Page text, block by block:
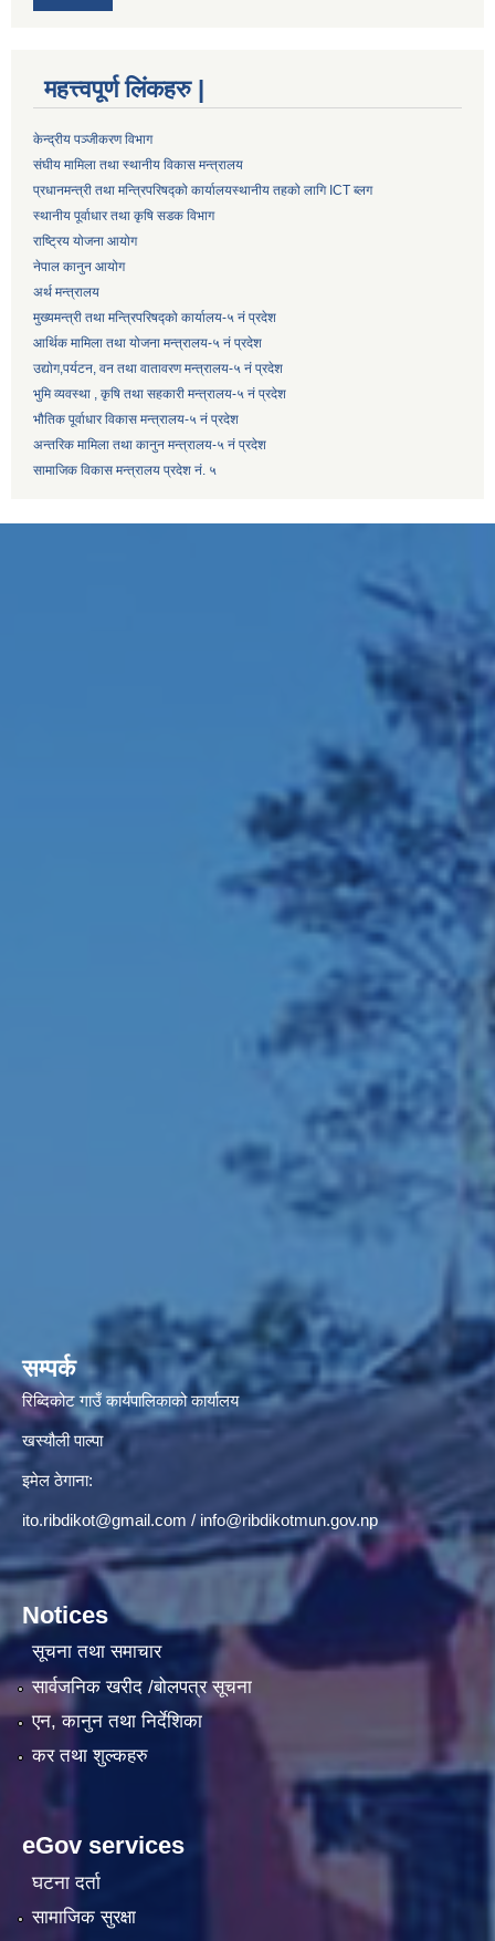
महत्त्वपूर्ण लिंकहरु |
केन्द्रीय पञ्जीकरण विभाग
संघीय मामिला तथा स्थानीय विकास मन्त्रालय
प्रधानमन्त्री तथा मन्त्रिपरिषद्को कार्यालयस्थानीय तहको लागि ICT ब्लग
स्थानीय पूर्वाधार तथा कृषि सडक विभाग
राष्ट्रिय योजना आयोग
नेपाल कानुन आयोग
अर्थ मन्त्रालय
मुख्यमन्त्री तथा मन्त्रिपरिषद्को कार्यालय-५ नं प्रदेश
आर्थिक मामिला तथा योजना मन्त्रालय-५ नं प्रदेश
उद्याेग,पर्यटन, वन तथा वातावरण मन्त्रालय-५ नं प्रदेश
भुमि व्यवस्था , कृषि तथा सहकारी मन्त्रालय-५ नं प्रदेश
भौतिक पूर्वाधार विकास मन्त्रालय-५ नं प्रदेश
अन्तरिक मामिला तथा कानुन मन्त्रालय-५ नं प्रदेश
सामाजिक विकास मन्त्रालय प्रदेश नं. ५
सम्पर्क
रिब्दिकोट गाउँ कार्यपालिकाको कार्यालय
खस्यौली पाल्पा
इमेल ठेगाना:
ito.ribdikot@gmail.com / info@ribdikotmun.gov.np
Notices
सूचना तथा समाचार
सार्वजनिक खरीद /बोलपत्र सूचना
एन, कानुन तथा निर्देशिका
कर तथा शुल्कहरु
eGov services
घटना दर्ता
सामाजिक सुरक्षा